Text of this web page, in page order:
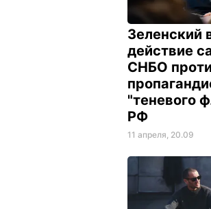
Зеленский
действие
СНБО
"теневого
РФ
11 апреля, 20.09